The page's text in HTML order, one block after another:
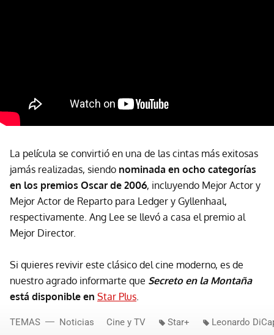
La película se convirtió en una de las cintas más exitosas
jamás realizadas, siendo nominada en ocho categorías
en los premios Oscar de 2006, incluyendo Mejor Actor y
Mejor Actor de Reparto para Ledger y Gyllenhaal,
respectivamente. Ang Lee se llevó a casa el premio al
Mejor Director.
Si quieres revivir este clásico del cine moderno, es de
nuestro agrado informarte que Secreto en la Montaña
está disponible en Star Plus.
TEMAS Noticias Cine y TV Star+ Leonardo